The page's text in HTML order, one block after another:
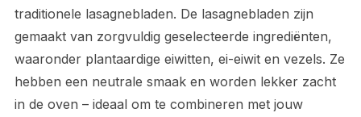
traditionele lasagnebladen. De lasagnebladen zijn
gemaakt van zorgvuldig geselecteerde ingrediënten,
waaronder plantaardige eiwitten, ei-eiwit en vezels. Ze
hebben een neutrale smaak en worden lekker zacht
in de oven – ideaal om te combineren met jouw